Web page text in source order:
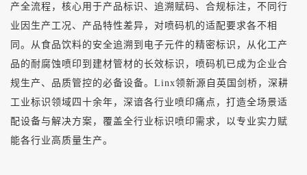
产全流程，核心用于产品标识、追溯赋码、合规标注，不同行
业因生产工况、产品特性差异，对喷码机的适配要求各不相
同。从食品饮料的安全追溯到电子元件的精密标识，从化工产
品的耐腐蚀喷印到建材管材的长效标识，喷码机已成为企业合
规生产、品质管控的必备设备。 Linx领新源自英国剑桥，深耕
工业标识领域四十余年，深谙各行业喷印痛点，打造全场景适
配设备与解决方案，覆盖全行业标识喷印需求，以专业实力赋
能各行业高质量生产。